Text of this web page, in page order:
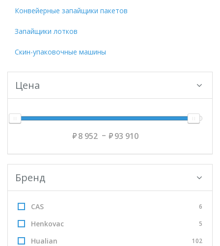
Конвейерные запайщики пакетов
Запайщики лотков
Скин-упаковочные машины
Цена
8 952 93 910
Бренд
CAS 6
Henkovac 5
Hualian 102